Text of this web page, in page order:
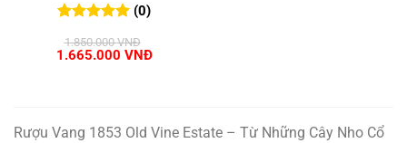
đánh giá
(0)
1.850.000VNĐ
Giá
1.665.000 VNĐGiá
Rượu Vang 1853 Old Vine Estate – Từ Những Cây Nho Cổ